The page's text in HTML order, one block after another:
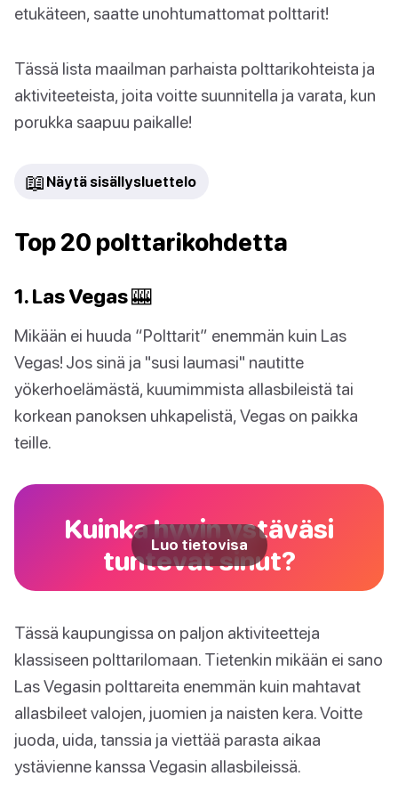
etukäteen, saatte unohtumattomat polttarit!
Tässä lista maailman parhaista polttarikohteista ja
aktiviteeteista, joita voitte suunnitella ja varata, kun
porukka saapuu paikalle!
📖 Näytä sisällysluettelo
Top 20 polttarikohdetta
1. Las Vegas 🎰
Mikään ei huuda “Polttarit” enemmän kuin Las
Vegas! Jos sinä ja "susi laumasi" nautitte
yökerhoelämästä, kuumimmista allasbileistä tai
korkean panoksen uhkapelistä, Vegas on paikka
teille.
Kuinka hyvin ystäväsi
tuntevat sinut?
Luo tietovisa
Tässä kaupungissa on paljon aktiviteetteja
klassiseen polttarilomaan. Tietenkin mikään ei sano
Las Vegasin polttareita enemmän kuin mahtavat
allasbileet valojen, juomien ja naisten kera. Voitte
juoda, uida, tanssia ja viettää parasta aikaa
ystävienne kanssa Vegasin allasbileissä.